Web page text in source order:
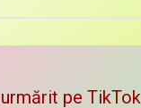
pe TikTok